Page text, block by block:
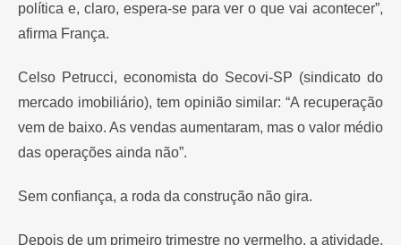
política e, claro, espera-se para ver o que vai acontecer”,
afirma França.
Celso Petrucci, economista do Secovi-SP (sindicato do
mercado imobiliário), tem opinião similar: “A recuperação
vem de baixo. As vendas aumentaram, mas o valor médio
das operações ainda não”.
Sem confiança, a roda da construção não gira.
Depois de um primeiro trimestre no vermelho, a atividade,